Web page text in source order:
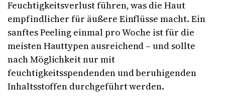
Feuchtigkeitsverlust führen, was die Haut
empfindlicher für äußere Einflüsse macht. Ein
sanftes Peeling einmal pro Woche ist für die
meisten Hauttypen ausreichend – und sollte
nach Möglichkeit nur mit
feuchtigkeitsspendenden und beruhigenden
Inhaltsstoffen durchgeführt werden.